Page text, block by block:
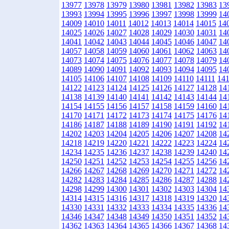
13977 13978 13979 13980 13981 13982 13983
13993 13994 13995 13996 13997 13998 13999
14009 14010 14011 14012 14013 14014 14015
14025 14026 14027 14028 14029 14030 14031
14041 14042 14043 14044 14045 14046 14047
14057 14058 14059 14060 14061 14062 14063
14073 14074 14075 14076 14077 14078 14079
14089 14090 14091 14092 14093 14094 14095
14105 14106 14107 14108 14109 14110 14111
14122 14123 14124 14125 14126 14127 14128
14138 14139 14140 14141 14142 14143 14144
14154 14155 14156 14157 14158 14159 14160
14170 14171 14172 14173 14174 14175 14176
14186 14187 14188 14189 14190 14191 14192
14202 14203 14204 14205 14206 14207 14208
14218 14219 14220 14221 14222 14223 14224
14234 14235 14236 14237 14238 14239 14240
14250 14251 14252 14253 14254 14255 14256
14266 14267 14268 14269 14270 14271 14272
14282 14283 14284 14285 14286 14287 14288
14298 14299 14300 14301 14302 14303 14304
14314 14315 14316 14317 14318 14319 14320
14330 14331 14332 14333 14334 14335 14336
14346 14347 14348 14349 14350 14351 14352
14362 14363 14364 14365 14366 14367 14368